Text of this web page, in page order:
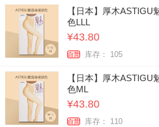
【日本】厚木
色LLL
¥43.80
自营 库存： 105
【日本】厚木
色ML
¥43.80
自营 库存： 110